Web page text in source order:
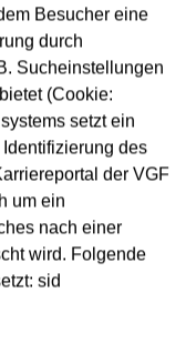
Inhalten darf nur mit
VGF erfolgen.
den erwähnten
oder
behält sich die
einzuleiten und
auszuschließen.
die genannte
von Fristen,
Besucher eine
durch
Sucheinstellungen
(Cookie:
setzt ein
des
der VGF
um ein
nach einer
wird. Folgende
sid